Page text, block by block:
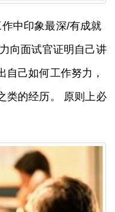
中印象最深/有成就
向面试官证明自己讲
自己如何工作努力，
类的经历。 原则上必